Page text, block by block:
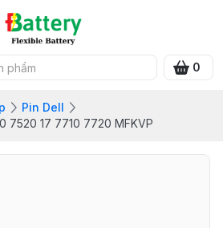
0
Pin Dell
7520 17 7710 7720 MFKVP